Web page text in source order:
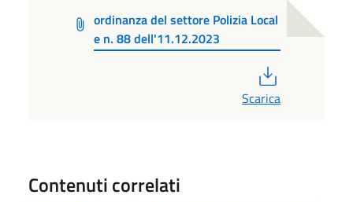
ordinanza del settore Polizia Local
e n. 88 dell'11.12.2023
Scarica
Contenuti correlati